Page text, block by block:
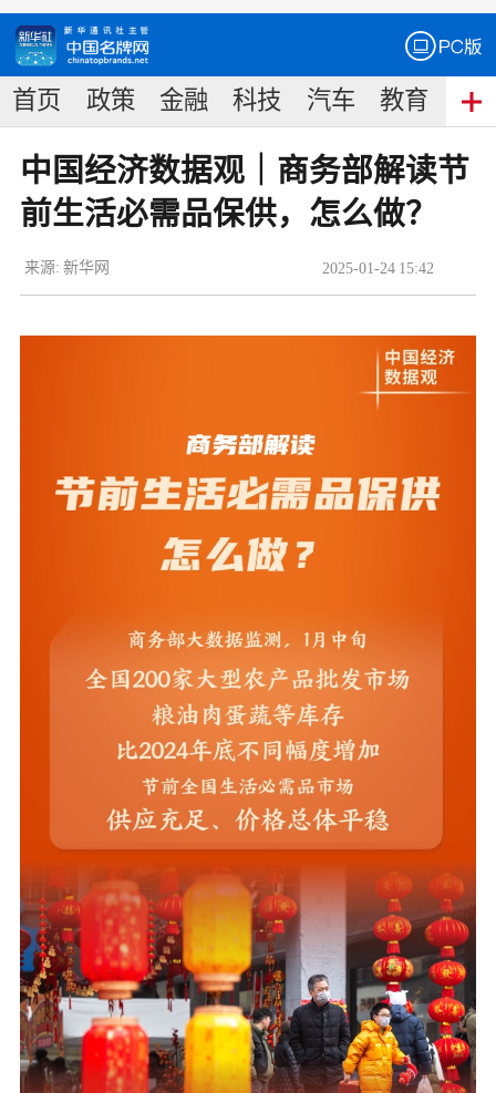
首页 政策 金融 科技 汽车 教育 食
中国经济数据观｜商务部解读节
前生活必需品保供，怎么做？
2025-01-24 15:42
来源: 新华网